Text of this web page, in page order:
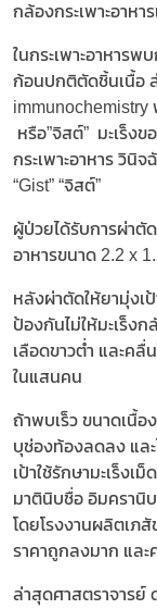
กล้องกระเพาะอาห
ในกระเพาะอาหาร
ก้อนปกติตัดชิ้นเนื้อ
immunochemistry
หรือ”จิสต์” มะเร็ง
กระเพาะอาหาร วินิ
“Gist” “จิสต์”
ผู้ป่วยได้รับการผ่าตั
อาหารขนาด 2.2 x
หลังผ่าตัดให้ยามุ่งเ
ป้องกันไม่ให้มะเร็ง
เลือดขาวต่ำ และคลื่
ในแสนคน
ถ้าพบเร็ว ขนาดเนื้อ
บุช่องท้องลดลง แล
เป้าใช้รักษามะเร็งเ
มาตินิบชื่อ อิมครานิบ
โดยโรงงานผลิตเภ
ราคาถูกลงมาก และ
ล่าสุดศาสตราจารย์